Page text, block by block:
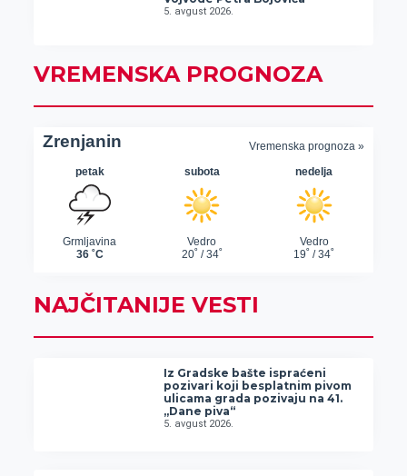
5. avgust 2026.
VREMENSKA PROGNOZA
NAJČITANIJE VESTI
Iz Gradske bašte ispraćeni
pozivari koji besplatnim pivom
ulicama grada pozivaju na 41.
„Dane piva“
5. avgust 2026.